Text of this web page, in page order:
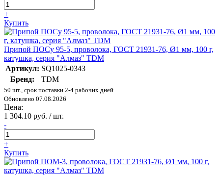
+
Купить
Припой ПОСу 95-5, проволока, ГОСТ 21931-76, Ø1 мм, 100 г,
катушка, серия "Алмаз" TDM
Артикул: SQ1025-0343
Бренд:
TDM
50 шт., срок поставки 2-4 рабочих дней
Обновлено 07.08.2026
Цена:
1 304.10 руб. / шт.
-
+
Купить